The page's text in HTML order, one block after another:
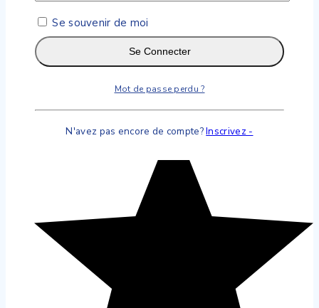
Se souvenir de moi
Se Connecter
Mot de passe perdu ?
N'avez pas encore de compte?Inscrivez -